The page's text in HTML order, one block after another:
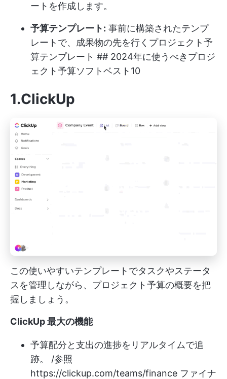
ートを作成します。
予算テンプレート: 事前に構築されたテンプ
レートで、成果物の先を行く プロジェクト予
算テンプレート ## 2024年に使うべきプロジ
ェクト予算ソフトベスト10
1.ClickUp
この使いやすいテンプレートでタスクやステータ
スを管理しながら、プロジェクト予算の概要を把
握しましょう。
ClickUp 最大の機能
予算配分と支出の進捗をリアルタイムで追
跡。 /参照
https://clickup.com/teams/finance ファイナ